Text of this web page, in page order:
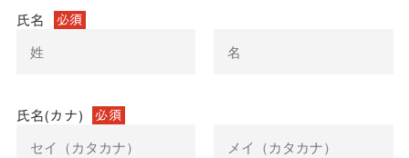
氏名 必須
氏名(カナ) 必須